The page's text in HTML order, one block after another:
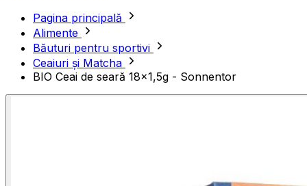
Pagina principală
Alimente
Băuturi pentru sportivi
Ceaiuri și Matcha
BIO Ceai de seară 18x1,5g - Sonnentor